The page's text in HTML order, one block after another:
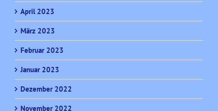
April 2023
März 2023
Februar 2023
Januar 2023
Dezember 2022
November 2022